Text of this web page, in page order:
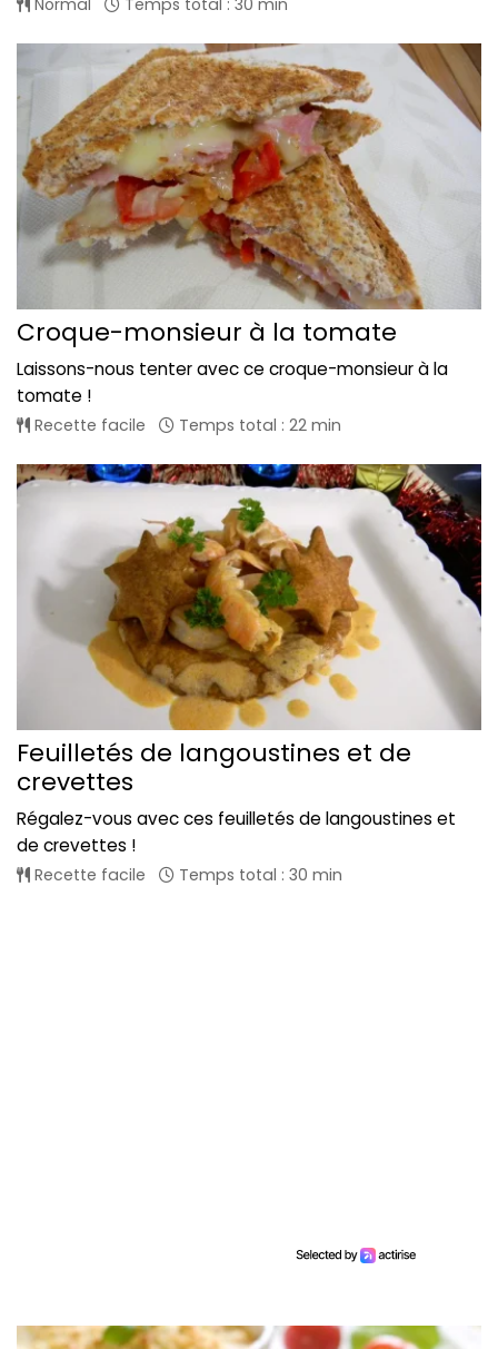
Croque-monsieur à la tomate
Laissons-nous tenter avec ce croque-monsieur à la
tomate !
Recette facile Temps total : 22 min
Feuilletés de langoustines et de
crevettes
Régalez-vous avec ces feuilletés de langoustines et
de crevettes !
Recette facile Temps total : 30 min